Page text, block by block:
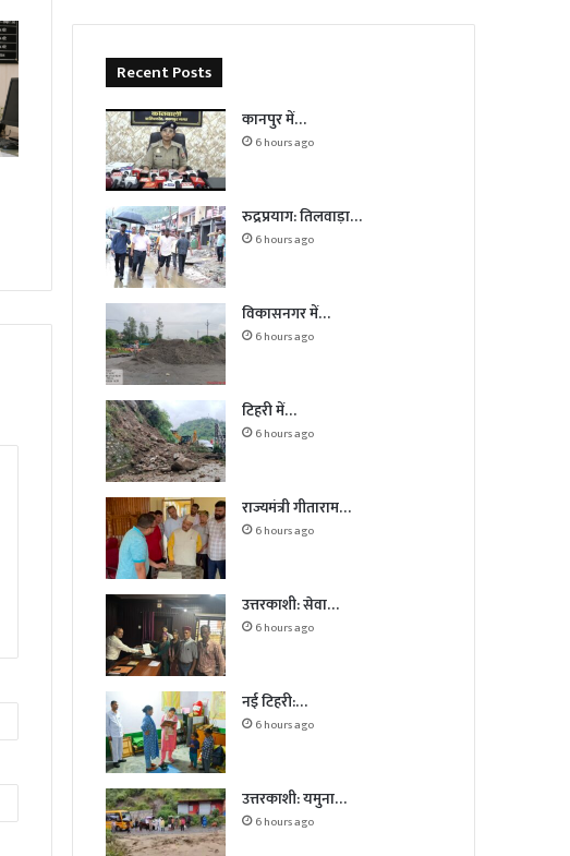
Recent Posts
कानपुर में…
6 hours ago
रुद्रप्रयाग: तिलवाड़ा…
6 hours ago
विकासनगर में…
6 hours ago
टिहरी में…
6 hours ago
राज्यमंत्री गीताराम…
6 hours ago
उत्तरकाशी: सेवा…
6 hours ago
नई टिहरी:…
6 hours ago
उत्तरकाशी: यमुना…
6 hours ago